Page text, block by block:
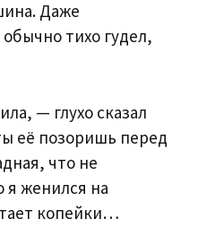
Даже
тихо гудел,
— глухо сказал
её позоришь перед
что не
я женился на
копейки…